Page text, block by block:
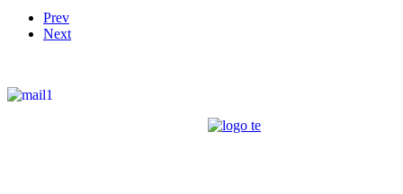
Prev
Next